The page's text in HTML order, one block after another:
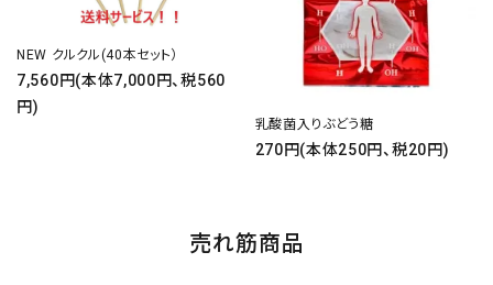
NEW クルクル(40本セット）
7,560円(本体7,000円、税560
円)
乳酸菌入りぶどう糖
270円(本体250円、税20円)
売れ筋商品